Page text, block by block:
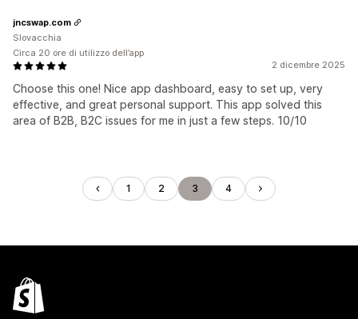
2 dicembre 2025
Choose this one! Nice app dashboard, easy to set up, very
effective, and great personal support. This app solved this
area of B2B, B2C issues for me in just a few steps. 10/10
jncswap.com
Slovacchia
Circa 20 ore di utilizzo dell’app
1 2 3 4